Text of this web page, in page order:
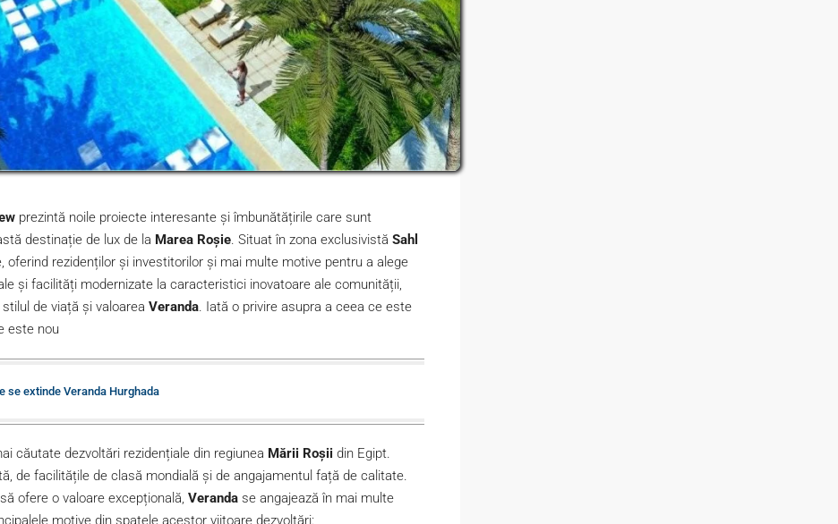
prezintă noile proiecte interesante și îmbunătățirile care sunt
destinație de lux de la Marea Roșie. Situat în zona exclusivistă Sahl
oferind rezidenților și investitorilor și mai multe motive pentru a alege
și facilități modernizate la caracteristici inovatoare ale comunității,
de viață și valoarea Veranda. Iată o privire asupra a ceea ce este
este nou
se extinde Veranda Hurghada
căutate dezvoltări rezidențiale din regiunea Mării Roșii din Egipt.
de facilitățile de clasă mondială și de angajamentul față de calitate.
ofere o valoare excepțională, Veranda se angajează în mai multe
motive din spatele acestor viitoare dezvoltări: